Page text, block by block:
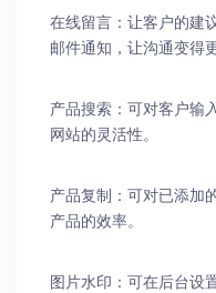
在线留言：让客户的建
邮件通知，让沟通变得
产品搜索：可对客户输
网站的灵活性。
产品复制：可对已添加
产品的效率。
图片水印：可在后台设